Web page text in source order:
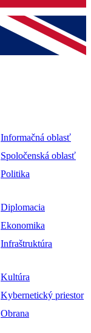
Informačná oblasť
Spoločenská oblasť
Politika
Diplomacia
Ekonomika
Infraštruktúra
Kultúra
Kybernetický priestor
Obrana